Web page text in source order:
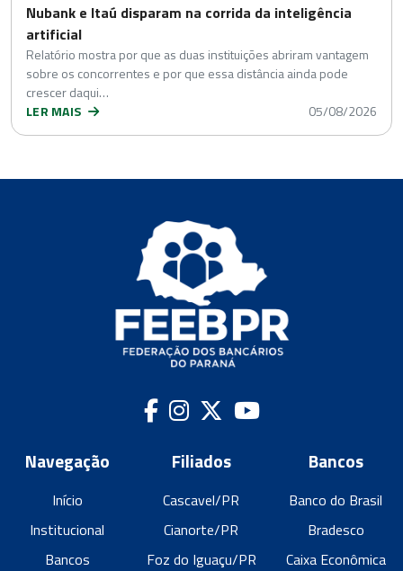
Nubank e Itaú disparam na corrida da inteligência
artificial
Relatório mostra por que as duas instituições abriram vantagem
sobre os concorrentes e por que essa distância ainda pode
crescer daqui…
LER MAIS
05/08/2026
Navegação
Início
Institucional
Bancos
Filiados
Cascavel/PR
Cianorte/PR
Foz do Iguaçu/PR
Bancos
Banco do Brasil
Bradesco
Caixa Econômica